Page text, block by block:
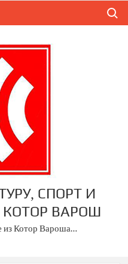
СПОРТ И
ВАРОШ
из Котор Вароша…